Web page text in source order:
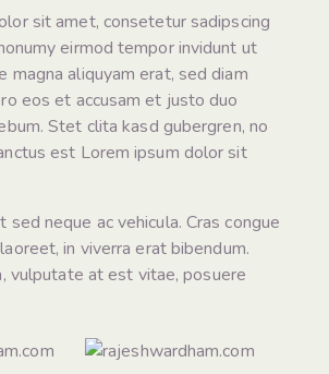
sit amet, consetetur sadipscing
eirmod tempor invidunt ut
magna aliquyam erat, sed diam
eos et accusam et justo duo
Stet clita kasd gubergren, no
est Lorem ipsum dolor sit
neque ac vehicula. Cras congue
in viverra erat bibendum.
vulputate at est vitae, posuere